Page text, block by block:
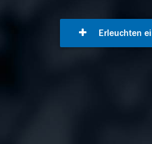
Erleuchten